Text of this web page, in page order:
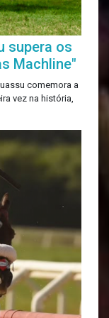
supera os
Machline"
comemora a
vez na história,